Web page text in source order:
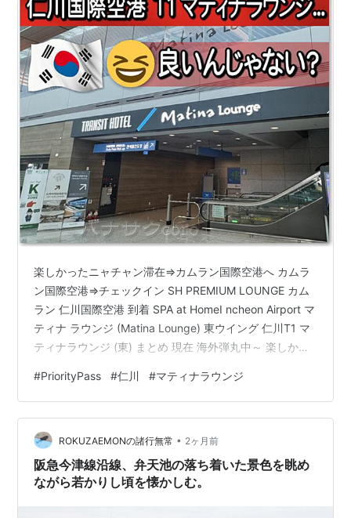
楽しかったニャチャン滞在⇒カムラン国際空港へ カムラ
ン国際空港⇒チェックイン SH PREMIUM LOUNGE カム
ラン 仁川国際空港 到着 SPA at HomeI ncheon Airport マ
ティナ ラウンジ (Matina Lounge) 東ウイング 仁川T1 マ
ティナラウンジ (東) まとめ 現在 海外弾丸中～ 楽しかっ
し、grabは勿体ねぇ！帰りも激安エアポートバスです。
予約の必要は無し。当日の時刻表は 毎日変更がある様な
ので、滞在ホテルが近いのであれば、面倒だが 出発前に
確認しておくと良い。ﾊﾅｻｸの場合 復路は深夜便だっ…
#PriorityPass #仁川 #マティナラウンジ
ROKUZAEMONの諸行無常 • 2ヶ月前
阪急今津線沿線、弁天池の落ち着いた景色を眺め
ながら若かりし頃を懐かしむ。